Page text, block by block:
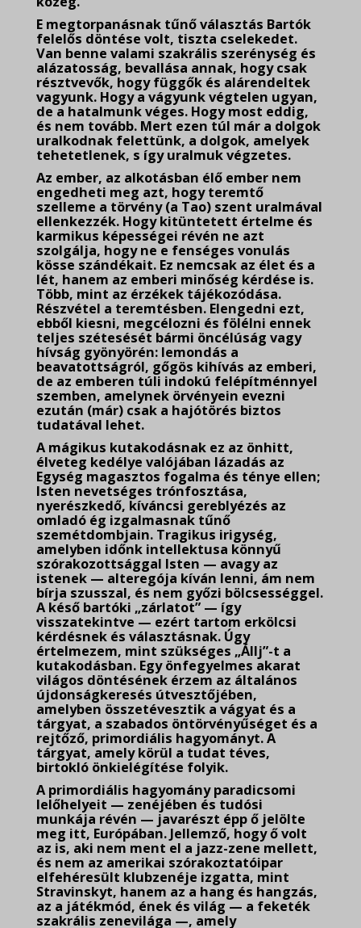
E megtorpanásnak tűnő választás Bartók
felelős döntése volt, tiszta cselekedet.
Van benne valami szakrális szerénység és
alázatosság, bevallása annak, hogy csak
résztvevők, hogy függők és alárendeltek
vagyunk. Hogy a vágyunk végtelen ugyan,
de a hatalmunk véges. Hogy most eddig,
és nem tovább. Mert ezen túl már a dolgok
uralkodnak felettünk, a dolgok, amelyek
tehetetlenek, s így uralmuk végzetes.
Az ember, az alkotásban élő ember nem
engedheti meg azt, hogy teremtő
szelleme a törvény (a Tao) szent uralmával
ellenkezzék. Hogy kitüntetett értelme és
karmikus képességei révén ne azt
szolgálja, hogy ne e fenséges vonulás
kösse szándékait. Ez nemcsak az élet és a
lét, hanem az emberi minőség kérdése is.
Több, mint az érzékek tájékozódása.
Részvétel a teremtésben. Elengedni ezt,
ebből kiesni, megcélozni és fölélni ennek
teljes szétesését bármi öncélúság vagy
hívság gyönyörén: lemondás a
beavatottságról, gőgös kihívás az emberi,
de az emberen túli indokú felépítménnyel
szemben, amelynek örvényein evezni
ezután (már) csak a hajótörés biztos
tudatával lehet.
A mágikus kutakodásnak ez az önhitt,
élveteg kedélye valójában lázadás az
Egység magasztos fogalma és ténye ellen;
Isten nevetséges trónfosztása,
nyerészkedő, kíváncsi gereblyézés az
omladó ég izgalmasnak tűnő
szemétdombjain. Tragikus irigység,
amelyben időnk intellektusa könnyű
szórakozottsággal Isten — avagy az
istenek — alteregója kíván lenni, ám nem
bírja szusszal, és nem győzi bölcsességgel.
A késő bartóki „zárlatot” — így
visszatekintve — ezért tartom erkölcsi
kérdésnek és választásnak. Úgy
értelmezem, mint szükséges „Állj”-t a
kutakodásban. Egy önfegyelmes akarat
világos döntésének érzem az általános
újdonságkeresés útvesztőjében,
amelyben összetévesztik a vágyat és a
tárgyat, a szabados öntörvényűséget és a
rejtőző, primordiális hagyományt. A
tárgyat, amely körül a tudat téves,
birtokló önkielégítése folyik.
A primordiális hagyomány paradicsomi
lelőhelyeit — zenéjében és tudósi
munkája révén — javarészt épp ő jelölte
meg itt, Európában. Jellemző, hogy ő volt
az is, aki nem ment el a jazz-zene mellett,
és nem az amerikai szórakoztatóipar
elfehéresült klubzenéje izgatta, mint
Stravinskyt, hanem az a hang és hangzás,
az a játékmód, ének és világ — a feketék
szakrális zenevilága —, amely